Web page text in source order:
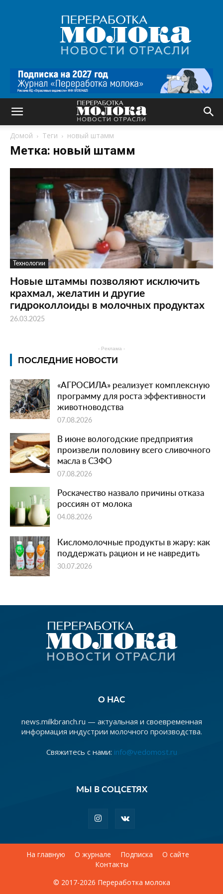
Переработка
молока
|
Новости
Домой Теги новый штамм
Метка: новый штамм
Технологии
Новые штаммы позволяют исключить
крахмал, желатин и другие
гидроколлоиды в молочных продуктах
26.03.2025
- Реклама -
ПОСЛЕДНИЕ НОВОСТИ
«АГРОСИЛА» реализует комплексную
программу для роста эффективности
животноводства
07.08.2026
В июне вологодские предприятия
произвели половину всего сливочного
масла в СЗФО
07.08.2026
Роскачество назвало причины отказа
россиян от молока
04.08.2026
Кисломолочные продукты в жару: как
поддержать рацион и не навредить
30.07.2026
О НАС
news.milkbranch.ru — актуальная и своевременная
информация индустрии молочного производства.
Свяжитесь с нами: info@vedomost.ru
МЫ В СОЦСЕТЯХ
На главную О журнале Подписка
О сайте
Контакты
© 2017-2026 Переработка молока